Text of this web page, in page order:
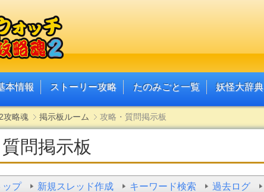
本情報 ストーリー攻略 たのみごと一覧 妖怪大辞典
攻略魂 掲示板ルーム 攻略・質問掲示板
問掲示板
ップ 新規スレッド作成 キーワード検索 過去ログ